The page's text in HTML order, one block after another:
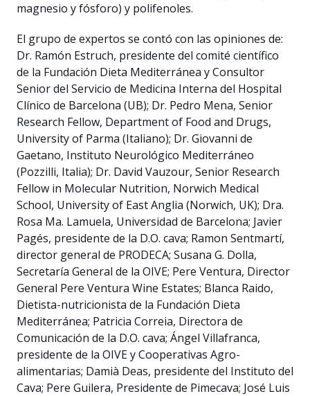
magnesio y fósforo) y polifenoles.
El grupo de expertos se contó con las opiniones de:
Dr. Ramón Estruch, presidente del comité científico
de la Fundación Dieta Mediterránea y Consultor
Senior del Servicio de Medicina Interna del Hospital
Clínico de Barcelona (UB); Dr. Pedro Mena, Senior
Research Fellow, Department of Food and Drugs,
University of Parma (Italiano); Dr. Giovanni de
Gaetano, Instituto Neurológico Mediterráneo
(Pozzilli, Italia); Dr. David Vauzour, Senior Research
Fellow in Molecular Nutrition, Norwich Medical
School, University of East Anglia (Norwich, UK); Dra.
Rosa Ma. Lamuela, Universidad de Barcelona; Javier
Pagés, presidente de la D.O. cava; Ramon Sentmartí,
director general de PRODECA; Susana G. Dolla,
Secretaría General de la OIVE; Pere Ventura, Director
General Pere Ventura Wine Estates; Blanca Raido,
Dietista-nutricionista de la Fundación Dieta
Mediterránea; Patricia Correia, Directora de
Comunicación de la D.O. cava; Ángel Villafranca,
presidente de la OIVE y Cooperativas Agro-
alimentarias; Damià Deas, presidente del Instituto del
Cava; Pere Guilera, Presidente de Pimecava; José Luis